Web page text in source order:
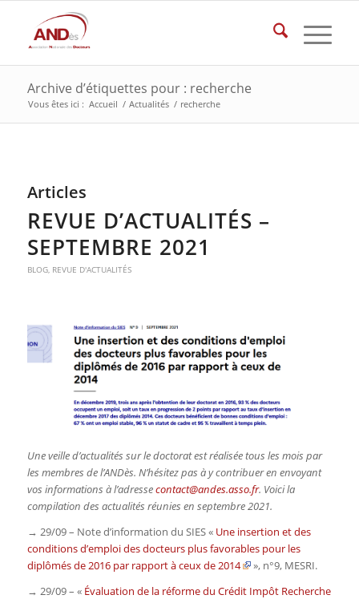
Archive d’étiquettes pour : recherche
Vous êtes ici : Accueil / Actualités / recherche
Articles
REVUE D’ACTUALITÉS –
SEPTEMBRE 2021
BLOG, REVUE D'ACTUALITÉS
Une veille d’actualités sur le doctorat est réalisée tous les mois par
les membres de l’ANDès. N’hésitez pas à y contribuer en envoyant
vos informations à l’adressecontact@andes.asso.fr. Voici la
compilation des actualités réunies en septembre 2021.
→ 29/09 – Note d’information du SIES « Une insertion et des
conditions d’emploi des docteurs plus favorables pour les
diplômés de 2016 par rapport à ceux de 2014
», n°9, MESRI.
→ 29/09 – «Évaluation de la réforme du Crédit Impôt Recherche